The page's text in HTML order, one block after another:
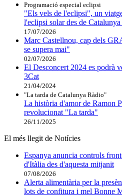
Programació especial eclipsi
"Els vels de l'eclipsi", un
l'eclipsi solar des de
17/07/2026
Marc Castellnou, cap dels
se supera mai"
02/07/2026
El Desconcert 2024 es podrà
3Cat
21/04/2024
"La tarda de Catalunya Ràdio"
La història d'amor de Ramon
revolucionat "La tarda"
26/11/2025
El més llegit de Notícies
Espanya anuncia controls
d'Itàlia des d'aquesta mitjanit
07/08/2026
Alerta alimentària per la
lots de confitura i mel Bonne